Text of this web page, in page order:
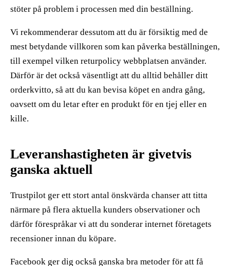
stöter på problem i processen med din beställning.
Vi rekommenderar dessutom att du är försiktig med de
mest betydande villkoren som kan påverka beställningen,
till exempel vilken returpolicy webbplatsen använder.
Därför är det också väsentligt att du alltid behåller ditt
orderkvitto, så att du kan bevisa köpet en andra gång,
oavsett om du letar efter en produkt för en tjej eller en
kille.
Leveranshastigheten är givetvis
ganska aktuell
Trustpilot ger ett stort antal önskvärda chanser att titta
närmare på flera aktuella kunders observationer och
därför förespråkar vi att du sonderar internet företagets
recensioner innan du köpare.
Facebook ger dig också ganska bra metoder för att få